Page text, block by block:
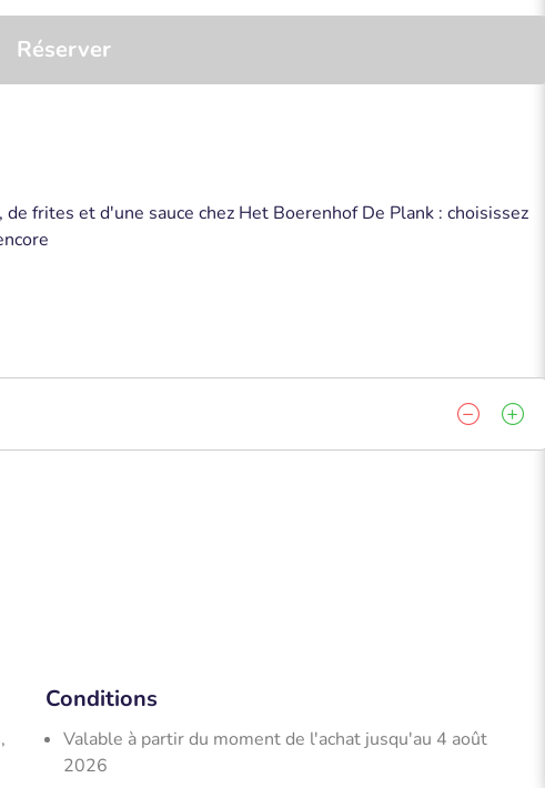
Réserver
frites et d'une sauce chez Het Boerenhof De Plank : choisissez
Conditions
Valable à partir du moment de l'achat jusqu'au 4 août
2026